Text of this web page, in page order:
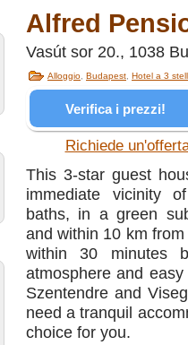
Alfred
Vasút sor 20., 1038
Alloggio Budapest Hotel a 3
Verifica i prezzi!
Richiede
This 3-star guest
immediate vicinity
baths, in a green
and within 10 km
within 30 minutes
atmosphere and
Szentendre and
need a tranquil
choice for you.